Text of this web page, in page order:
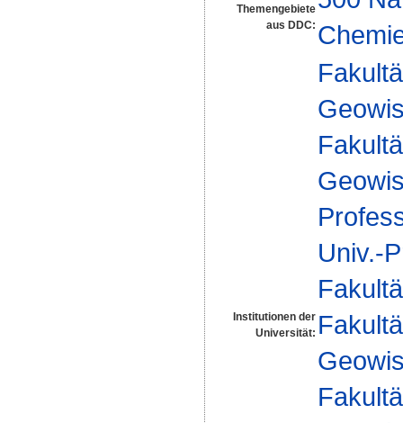
Themengebiete
aus DDC:
Institutionen der
Universität:
Univ.-